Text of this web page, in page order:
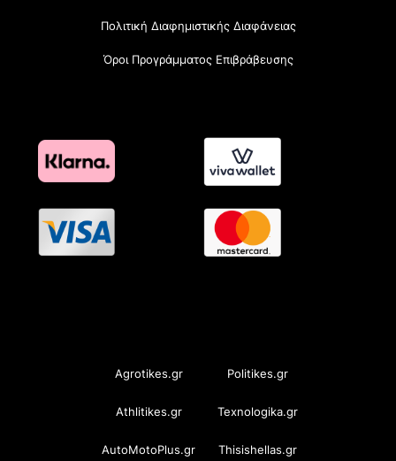
Πολιτική Διαφημιστικής Διαφάνειας
Όροι Προγράμματος Επιβράβευσης
Agrotikes.gr Politikes.gr
Athlitikes.gr Texnologika.gr
AutoMotoPlus.gr Thisishellas.gr